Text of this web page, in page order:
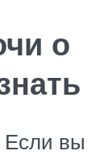
о
Если вы